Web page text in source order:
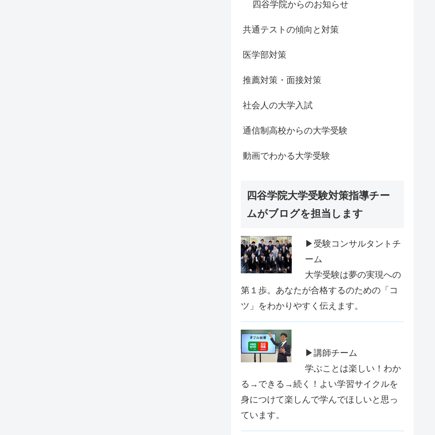
四谷学院からのお知らせ
共通テストの傾向と対策
医学部対策
推薦対策・面接対策
社会人の大学入試
通信制高校からの大学受験
動画でわかる大学受験
四谷学院大学受験対策指導チー
ムがブログを担当します
▶受験コンサルタントチ
ーム
大学受験は夢の実現への
第１歩。あなたが合格するのための「コ
ツ」をわかりやすく伝えます。
▶講師チーム
学ぶことは楽しい！わか
る→できる→続く！よい学習サイクルを
身につけて楽しんで学んでほしいと思っ
ています。